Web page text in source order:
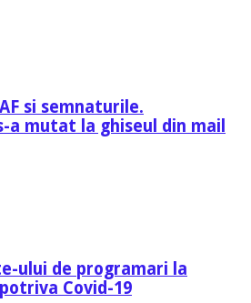
si semnaturile.
a mutat la ghiseul din mail
ului de programari la
Covid-19